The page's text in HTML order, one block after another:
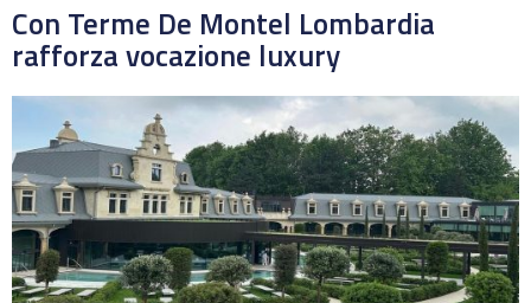
Con Terme De Montel Lombardia
rafforza vocazione luxury